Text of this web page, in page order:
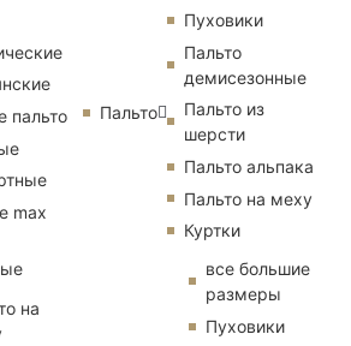
пальто
max
на
Пальто
Пуховики
Пальто
демисезонные
Пальто из
шерсти
Пальто альпака
Пальто на меху
Куртки
все большие
размеры
Пуховики